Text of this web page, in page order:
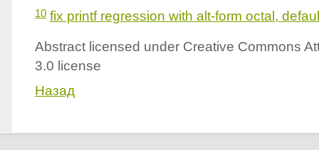
10 fix printf regression with alt-form octal,
Abstract licensed under Creative Commons
3.0 license
Назад